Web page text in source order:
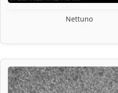
Nettuno